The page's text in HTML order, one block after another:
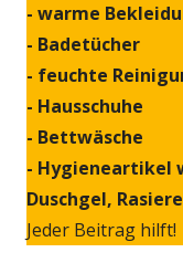
- warme
- Badetücher
- feuchte
- Hausschuhe
- Bettwäsche
- Hygieneartikel
Duschgel,
Jeder Beitrag hilft!